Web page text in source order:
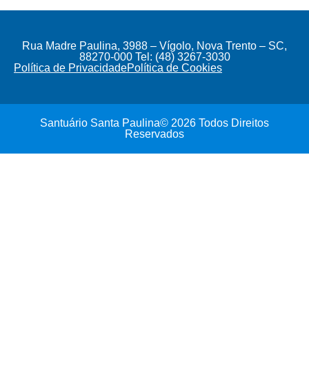
Rua Madre Paulina, 3988 – Vígolo, Nova Trento – SC,
88270-000 Tel: (48) 3267-3030
Política de PrivacidadePolítica de Cookies
Santuário Santa Paulina© 2026 Todos Direitos
Reservados